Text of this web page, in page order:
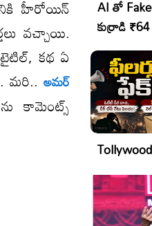
హీరోయిన్
వచ్చాయి.
కథ ఏ
మరి.. అమర్
కామెంట్స్
AI తో
కుర్రాడి
ఆపరేషన్!